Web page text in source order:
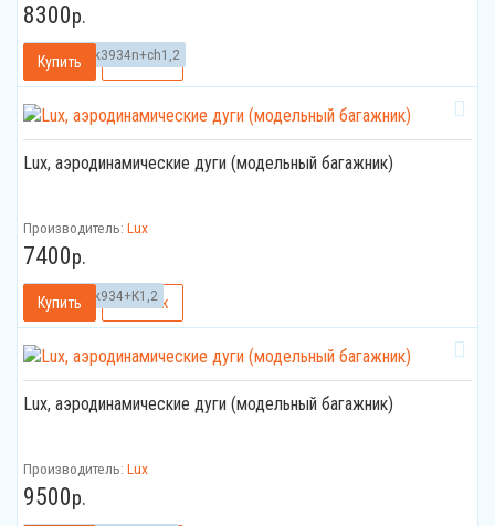
Артикул: bk3934n+ch1,2
8300р.
Lux, аэродинамические дуги (модельный багажник)
Артикул: bk934+К1,2
Производитель: Lux
7400р.
Lux, аэродинамические дуги (модельный багажник)
Производитель: Lux
9500р.